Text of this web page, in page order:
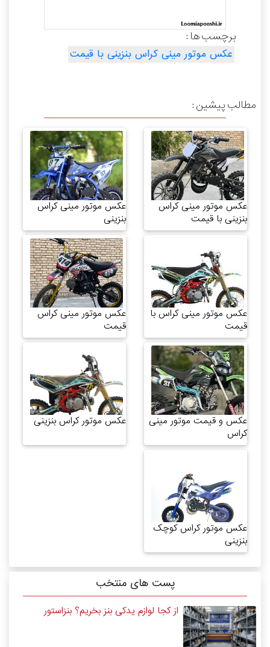
برچسب ها :
عکس موتور مینی کراس بنزینی با قیمت
مطالب پیشین :
عکس موتور مینی کراس
بنزینی با قیمت
عکس موتور مینی کراس
بنزینی
عکس موتور مینی کراس با
قیمت
عکس موتور مینی کراس
قیمت
عکس و قیمت موتور مینی
کراس
عکس موتور کراس بنزینی
عکس موتور کراس کوچک
بنزینی
پست های منتخب
از کجا لوازم یدکی بنز بخریم؟ بنزاستور